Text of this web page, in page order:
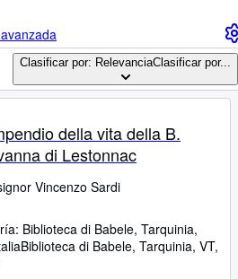
Clasificar por: RelevanciaClasificar por...
della vita della B.
di Lestonnac
Vincenzo Sardi
Biblioteca di Babele, Tarquinia,
Biblioteca di Babele, Tarquinia, VT,